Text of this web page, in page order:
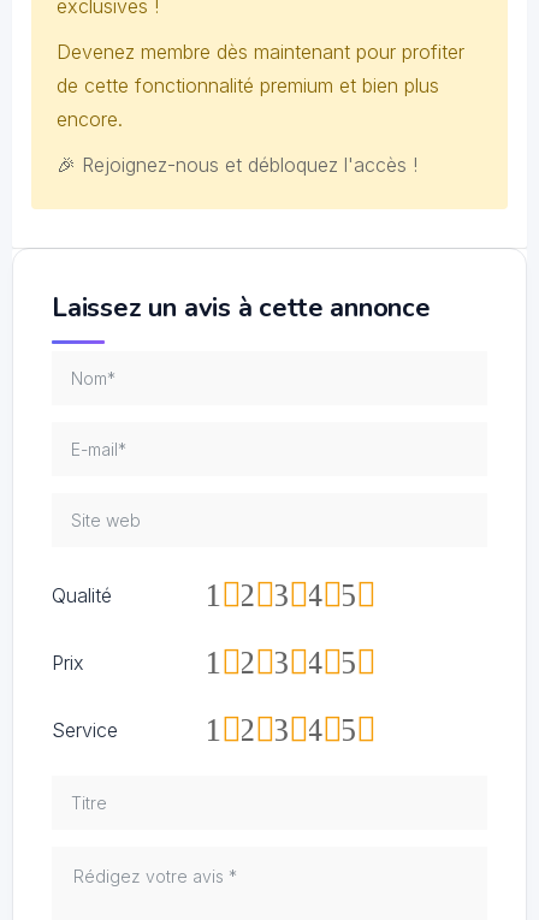
exclusives !
Devenez membre dès maintenant pour profiter
de cette fonctionnalité premium et bien plus
encore.
🎉 Rejoignez-nous et débloquez l'accès !
Laissez un avis à cette annonce
Qualité 5
4
3
2
1
Prix 5
4
3
2
1
Service 5
4
3
2
1